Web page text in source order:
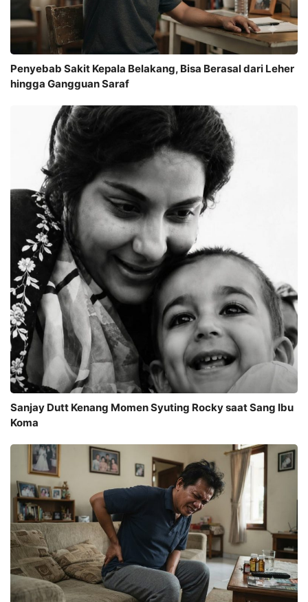
Penyebab Sakit Kepala Belakang, Bisa Berasal dari Leher
hingga Gangguan Saraf
Sanjay Dutt Kenang Momen Syuting Rocky saat Sang Ibu
Koma